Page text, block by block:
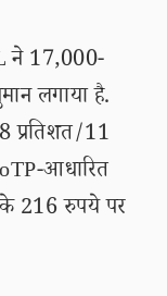
ने 17,000-
लगाया है.
प्रतिशत/11
आधारित
के 216 रुपये पर